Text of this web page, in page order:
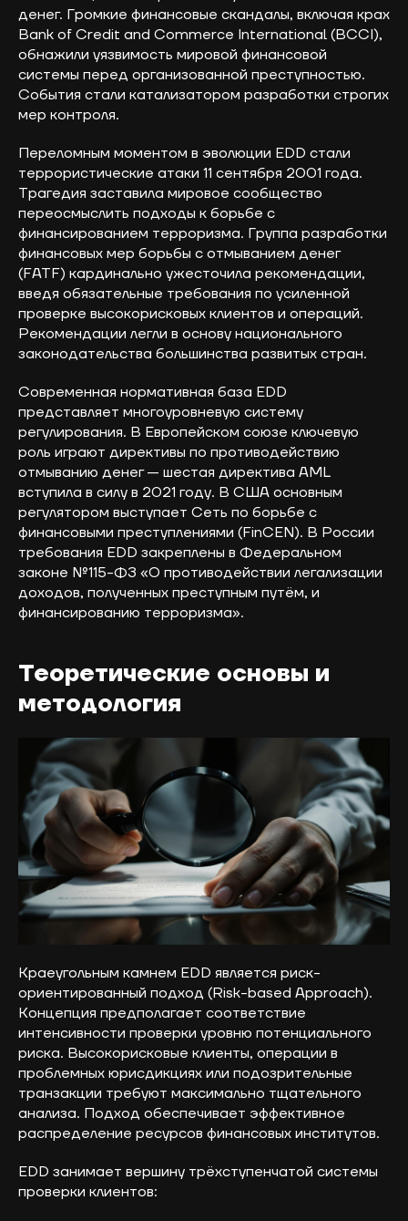
денег. Громкие финансовые скандалы, включая крах
Bank of Credit and Commerce International (BCCI),
обнажили уязвимость мировой финансовой
системы перед организованной преступностью.
События стали катализатором разработки строгих
мер контроля.
Переломным моментом в эволюции EDD стали
террористические атаки 11 сентября 2001 года.
Трагедия заставила мировое сообщество
переосмыслить подходы к борьбе с
финансированием терроризма. Группа разработки
финансовых мер борьбы с отмыванием денег
(FATF) кардинально ужесточила рекомендации,
введя обязательные требования по усиленной
проверке высокорисковых клиентов и операций.
Рекомендации легли в основу национального
законодательства большинства развитых стран.
Современная нормативная база EDD
представляет многоуровневую систему
регулирования. В Европейском союзе ключевую
роль играют директивы по противодействию
отмыванию денег — шестая директива AML
вступила в силу в 2021 году. В США основным
регулятором выступает Сеть по борьбе с
финансовыми преступлениями (FinCEN). В России
требования EDD закреплены в Федеральном
законе №115-ФЗ «О противодействии легализации
доходов, полученных преступным путём, и
финансированию терроризма».
Теоретические основы и
методология
Краеугольным камнем EDD является риск-
ориентированный подход (Risk-based Approach).
Концепция предполагает соответствие
интенсивности проверки уровню потенциального
риска. Высокорисковые клиенты, операции в
проблемных юрисдикциях или подозрительные
транзакции требуют максимально тщательного
анализа. Подход обеспечивает эффективное
распределение ресурсов финансовых институтов.
EDD занимает вершину трёхступенчатой системы
проверки клиентов: